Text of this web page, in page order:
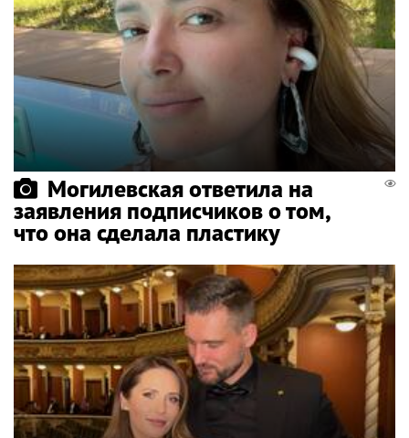
Могилевская ответила на
заявления подписчиков о том,
что она сделала пластику